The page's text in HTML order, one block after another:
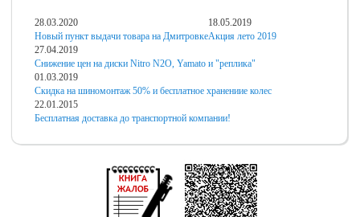
28.03.2020
Новый пункт выдачи товара на Дмитровке
18.05.2019
Акция лето 2019
27.04.2019
Снижение цен на диски Nitro N2O, Yamato и "реплика"
01.03.2019
Скидка на шиномонтаж 50% и бесплатное хранениие колес
22.01.2015
Бесплатная доставка до транспортной компании!